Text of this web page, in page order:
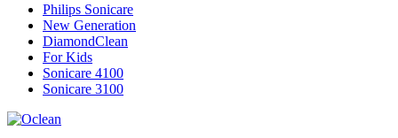
Philips Sonicare
New Generation
DiamondClean
For Kids
Sonicare 4100
Sonicare 3100